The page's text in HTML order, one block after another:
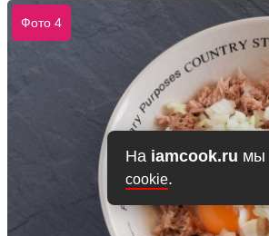
На iamcook.ru мы
cookie.
Фото 4